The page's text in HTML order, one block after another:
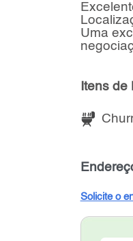
Uma
Itens de
Solicite o